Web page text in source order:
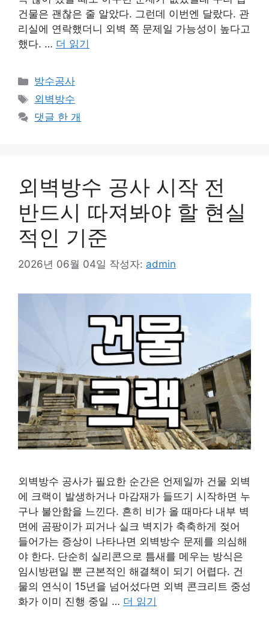
건물은 괜찮은 줄 알았다. 그런데 이번엔 달랐다. 관
리실에 연락했더니 외벽 쪽 문제일 가능성이 높다고
했다. … 더 읽기
카
테
리
방수공사
태
그
외벽방수
댓글 한 개
외벽방수 공사 시작 전
반드시 따져봐야 할 현실
적인 기준
2026년 06월 04일 작성자: admin
외벽방수 공사가 필요한 순간은 언제일까 건물 외벽
에 크랙이 발생하거나 마감재가 들뜨기 시작하면 누
구나 불안함을 느낀다. 흔히 비가 올 때마다 내부 벽
면에 곰팡이가 피거나 실크 벽지가 축축하게 젖어
들어가는 증상이 나타나면 외벽방수 문제를 의심해
야 한다. 단순히 실리콘으로 틈새를 메우는 방식은
임시방편일 뿐 근본적인 해결책이 되기 어렵다. 건
물의 연식이 15년을 넘어섰다면 외벽 콘크리트 중성
화가 이미 진행 중일 … 더 읽기